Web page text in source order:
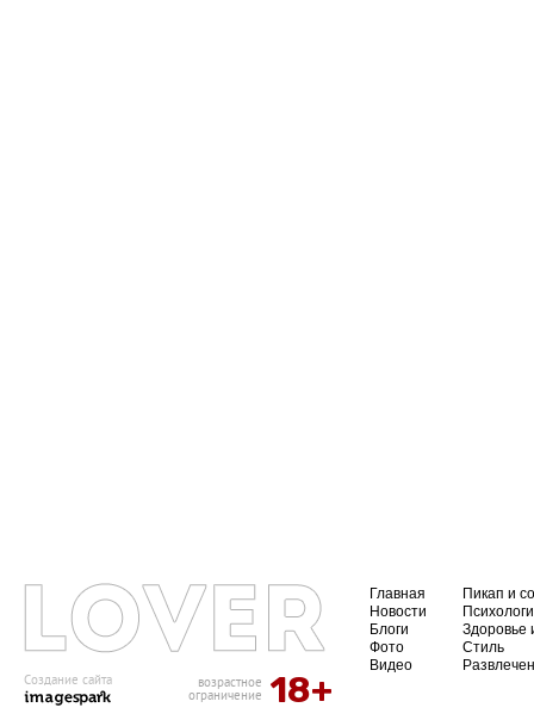
возрастное
ограничение 18+
Главная
Новости
Блоги
Фото
Видео
Пикап и
Здоровье
Стиль
Создание сайта